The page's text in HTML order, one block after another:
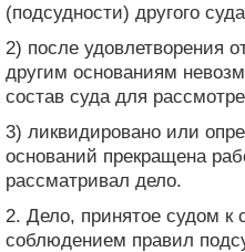
(подсудности) другого
2) после удовлетворения
другим основаниям
состав суда для
3) ликвидировано или
оснований прекращена
рассматривал дело.
2. Дело, принятое судом к
соблюдением правил